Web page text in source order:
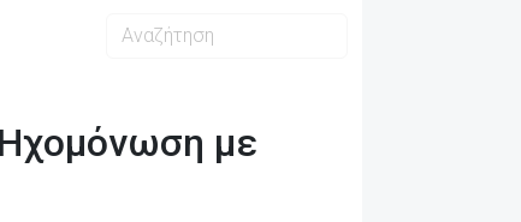
Ηχομόνωση με